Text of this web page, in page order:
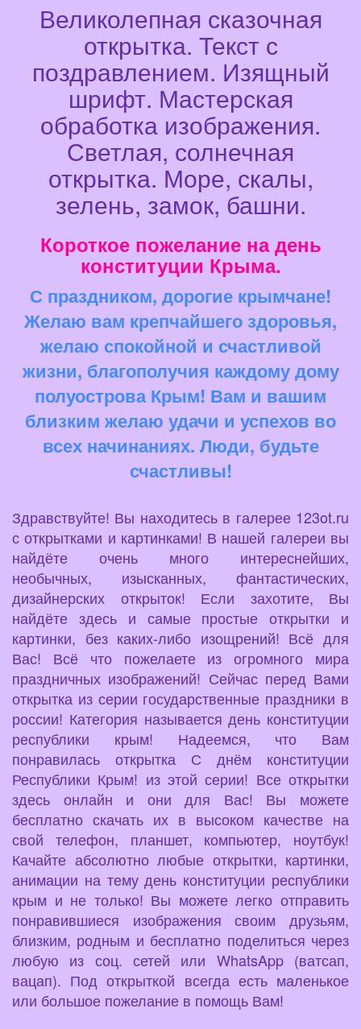
Великолепная сказочная
открытка. Текст с
поздравлением. Изящный
шрифт. Мастерская
обработка изображения.
Светлая, солнечная
открытка. Море, скалы,
зелень, замок, башни.
Короткое пожелание на день
конституции Крыма.
С праздником, дорогие крымчане!
Желаю вам крепчайшего здоровья,
желаю спокойной и счастливой
жизни, благополучия каждому дому
полуострова Крым! Вам и вашим
близким желаю удачи и успехов во
всех начинаниях. Люди, будьте
счастливы!
Здравствуйте! Вы находитесь в галерее 123ot.ru
с открытками и картинками! В нашей галереи вы
найдёте очень много интереснейших,
необычных, изысканных, фантастических,
дизайнерских открыток! Если захотите, Вы
найдёте здесь и самые простые открытки и
картинки, без каких-либо изощрений! Всё для
Вас! Всё что пожелаете из огромного мира
праздничных изображений! Сейчас перед Вами
открытка из серии государственные праздники в
россии! Категория называется день конституции
республики крым! Надеемся, что Вам
понравилась открытка С днём конституции
Республики Крым! из этой серии! Все открытки
здесь онлайн и они для Вас! Вы можете
бесплатно скачать их в высоком качестве на
свой телефон, планшет, компьютер, ноутбук!
Качайте абсолютно любые открытки, картинки,
анимации на тему день конституции республики
крым и не только! Вы можете легко отправить
понравившиеся изображения своим друзьям,
близким, родным и бесплатно поделиться через
любую из соц. сетей или WhatsApp (ватсап,
вацап). Под открыткой всегда есть маленькое
или большое пожелание в помощь Вам!